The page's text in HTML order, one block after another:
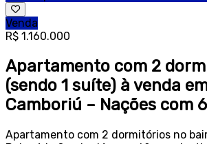
Venda
R$ 1.160.000
Apartamento com 2
(sendo 1 suíte) à venda
Camboriú – Nações com
Apartamento com 2 dormitórios no